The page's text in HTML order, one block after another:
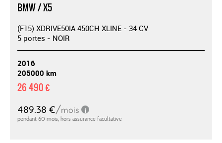
BMW / X5
(F15) XDRIVE50IA 450CH XLINE - 34 CV
5 portes - NOIR
2016
205000 km
26 490 €